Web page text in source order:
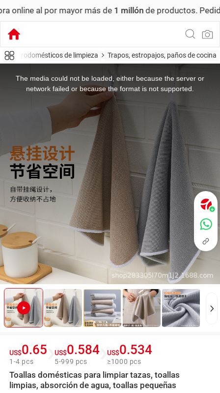
mayor más de1 millónde productos. Pedido mínimo:
Electrodomésticos de limpieza Trapos, estropajos, paños de cocina
The media could not be loaded, either because the server or
network failed or because the format is not supported.
US$0.65
1-4 pcs
US$0.584
5-999 pcs
US$0.534
≥1000 pcs
Toallas domésticas para limpiar tazas, toallas
limpias, absorción de agua, toallas pequeñas